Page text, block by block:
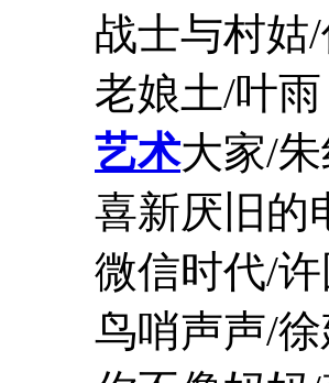
战士与村姑/
老娘土/叶雨
艺术大家/
喜新厌旧的
微信时代/许
鸟哨声声/徐